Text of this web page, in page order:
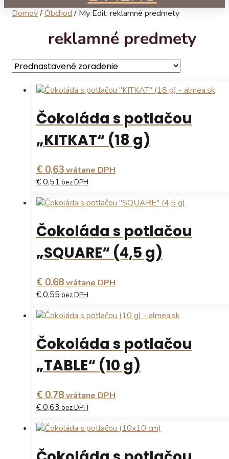
Domov/Obchod / My Edit: reklamné predmety
reklamné predmety
Čokoláda s potlačou
„KITKAT“ (18 g)
€ 0,63vrátane DPH
€ 0,51 bez DPH
Tento
produkt
má
viacero
Možnosti
môžete
vybrať
na
stránke
produktu.
Čokoláda s potlačou
„SQUARE“ (4,5 g)
€ 0,68vrátane DPH
€ 0,55 bez DPH
Tento
produkt
má
viacero
Možnosti
môžete
vybrať
na
stránke
produktu.
Čokoláda s potlačou
„TABLE“ (10 g)
€ 0,78vrátane DPH
€ 0,63 bez DPH
Tento
produkt
má